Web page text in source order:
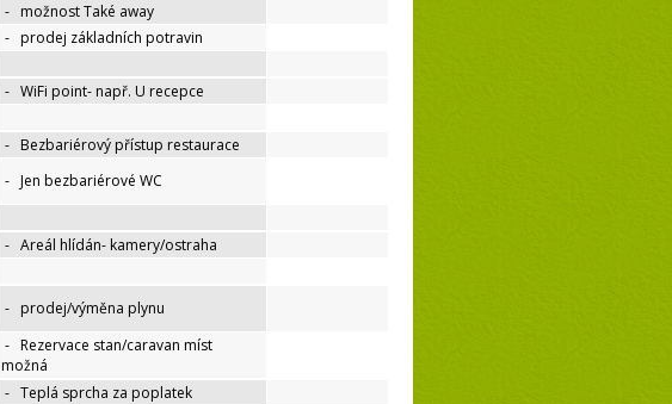
- možnost Také away
- prodej základních potravin
- WiFi point- např. U recepce
- Bezbariérový přístup restaurace
- Jen bezbariérové WC
- Areál hlídán- kamery/ostraha
- prodej/výměna plynu
- Rezervace stan/caravan míst
možná
- Teplá sprcha za poplatek